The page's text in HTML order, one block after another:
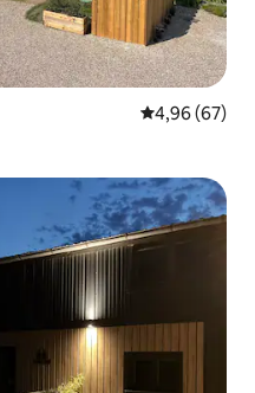
Priemerné
4,96 (67)